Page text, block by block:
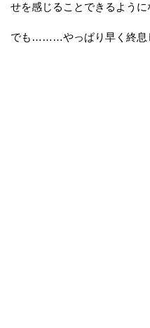
せを感じることできるように
でも………やっぱり早く終